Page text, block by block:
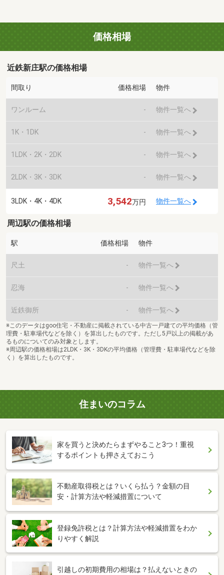
価格相場
近鉄新庄駅の価格相場
間取り 価格相場 物件
ワンルーム - 物件一覧へ
1K・1DK - 物件一覧へ
1LDK・2K・2DK - 物件一覧へ
2LDK・3K・3DK - 物件一覧へ
3LDK・4K・4DK 3,542万円 物件一覧へ
周辺駅の価格相場
駅 価格相場 物件
尺土 - 物件一覧へ
忍海 - 物件一覧へ
近鉄御所 - 物件一覧へ
※このデータはgoo住宅・不動産に掲載されている中古一戸建ての平均価格（管
理費・駐車場代などを除く）を算出したものです。ただし5戸以上の掲載があ
るものについてのみ対象とします。
※周辺駅の価格相場は2LDK・3K・3DKの平均価格（管理費・駐車場代などを除
く）を算出したものです。
住まいのコラム
家を買うと決めたらまずやること3つ！重視
するポイントも押さえておこう
不動産取得税とは？いくら払う？金額の目
安・計算方法や軽減措置について
登録免許税とは？計算方法や軽減措置をわか
りやすく解説
引越しの初期費用の相場は？払えないときの